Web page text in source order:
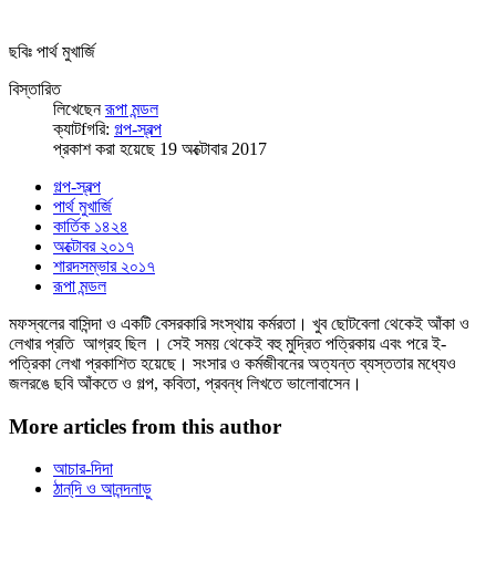
ছবিঃ পার্থ মুখার্জি
বিস্তারিত
লিখেছেনরূপা মন্ডল
ক্যাটfগরি: গল্প-স্বল্প
প্রকাশ করা হয়েছে 19 অক্টোবার 2017
গল্প-স্বল্প
পার্থ মুখার্জি
কার্তিক ১৪২৪
অক্টোবর ২০১৭
শারদসম্ভার ২০১৭
রূপা মন্ডল
মফস্বলের বাসিন্দা ও একটি বেসরকারি সংস্থায় কর্মরতা। খুব ছোটবেলা থেকেই আঁকা ও
লেখার প্রতি আগ্রহ ছিল । সেই সময় থেকেই বহু মুদ্রিত পত্রিকায় এবং পরে ই-
পত্রিকা লেখা প্রকাশিত হয়েছে। সংসার ও কর্মজীবনের অত্যন্ত ব্যস্ততার মধ্যেও
জলরঙে ছবি আঁকতে ও গল্প, কবিতা, প্রবন্ধ লিখতে ভালোবাসেন।
More articles from this author
আচার-দিদা
ঠান্‌দি ও আনন্দনাড়ু